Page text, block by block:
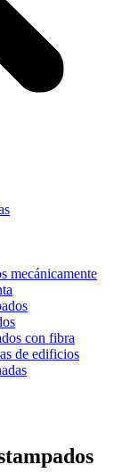
mecánicamente
con fibra
de edificios